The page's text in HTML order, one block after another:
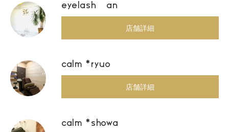
eyelash an
店舗詳細
calm *ryuo
店舗詳細
calm *showa